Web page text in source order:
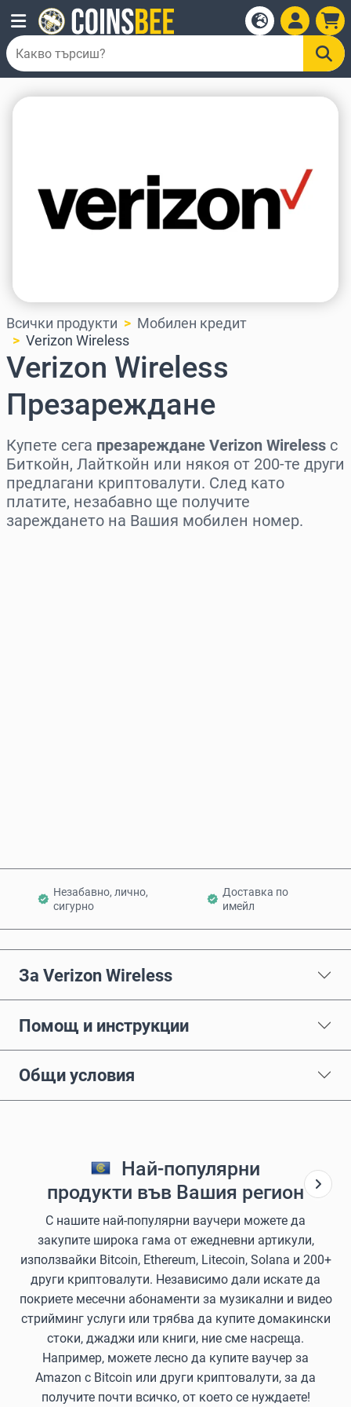
Всички продукти
Мобилен кредит
Verizon Wireless
Verizon Wireless
Презареждане
Купете сега презареждане Verizon Wireless с
Биткойн, Лайткойн или някоя от 200-те други
предлагани криптовалути. След като
платите, незабавно ще получите
зареждането на Вашия мобилен номер.
Незабавно, лично,
сигурно
Доставка по
имейл
За Verizon Wireless
Помощ и инструкции
Общи условия
Най-популярни
продукти във Вашия регион
С нашите най-популярни ваучери можете да
закупите широка гама от ежедневни артикули,
използвайки Bitcoin, Ethereum, Litecoin, Solana и 200+
други криптовалути. Независимо дали искате да
покриете месечни абонаменти за музикални и видео
стрийминг услуги или трябва да купите домакински
стоки, джаджи или книги, ние сме насреща.
Например, можете лесно да купите ваучер за
Amazon с Bitcoin или други криптовалути, за да
получите почти всичко, от което се нуждаете!